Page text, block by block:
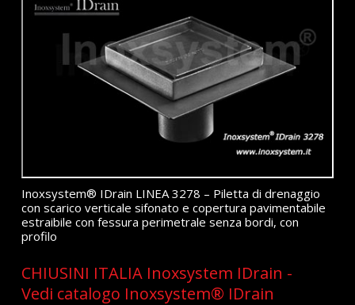
Inoxsystem® IDrain LINEA 3278 – Piletta di drenaggio
con scarico verticale sifonato e copertura pavimentabile
estraibile con fessura perimetrale senza bordi, con
profilo
CHIUSINI ITALIA Inoxsystem IDrain -
Vedi catalogo Inoxsystem® IDrain